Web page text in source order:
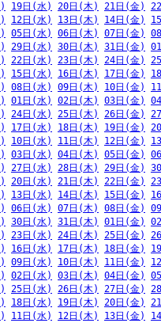
19日(水) 20日(木) 21日(金)
12日(水) 13日(木) 14日(金)
05日(水) 06日(木) 07日(金)
29日(水) 30日(木) 31日(金)
22日(水) 23日(木) 24日(金)
15日(水) 16日(木) 17日(金)
08日(水) 09日(木) 10日(金)
01日(水) 02日(木) 03日(金)
24日(水) 25日(木) 26日(金)
17日(水) 18日(木) 19日(金)
10日(水) 11日(木) 12日(金)
03日(水) 04日(木) 05日(金)
27日(水) 28日(木) 29日(金)
20日(水) 21日(木) 22日(金)
13日(水) 14日(木) 15日(金)
06日(水) 07日(木) 08日(金)
30日(水) 31日(木) 01日(金)
23日(水) 24日(木) 25日(金)
16日(水) 17日(木) 18日(金)
09日(水) 10日(木) 11日(金)
02日(水) 03日(木) 04日(金)
25日(水) 26日(木) 27日(金)
18日(水) 19日(木) 20日(金)
11日(水) 12日(木) 13日(金)